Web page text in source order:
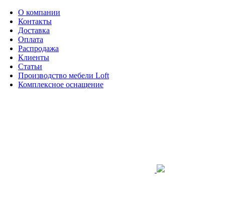
О компании
Контакты
Доставка
Оплата
Распродажа
Клиенты
Статьи
Производство мебели Loft
Комплексное оснащение